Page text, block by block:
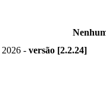
2026 - versão [2.2.24]